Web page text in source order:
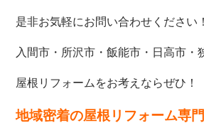
是非お気軽にお問い合わせください！
入間市・所沢市・飯能市・日高市・
屋根リフォームをお考えならぜひ！
地域密着の屋根リフォーム専